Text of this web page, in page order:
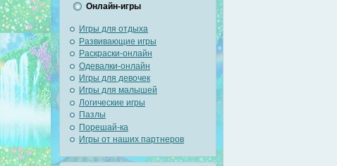
Онлайн-игры
Игры для отдыха
Развивающие игры
Раскраски-онлайн
Одевалки-онлайн
Игры для девочек
Игры для малышей
Логические игры
Пазлы
Порешай-ка
Игры от наших партнеров